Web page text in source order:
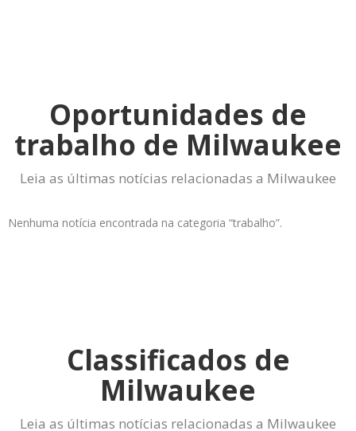
Oportunidades de
trabalho de Milwaukee
Leia as últimas notícias relacionadas a Milwaukee
Nenhuma notícia encontrada na categoria “trabalho”.
Classificados de
Milwaukee
Leia as últimas notícias relacionadas a Milwaukee